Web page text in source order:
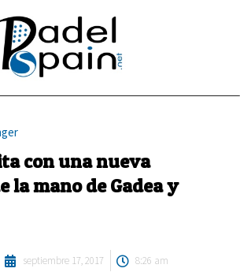
con una nueva
la mano de Gadea y
septiembre 17, 2017 8:26 am